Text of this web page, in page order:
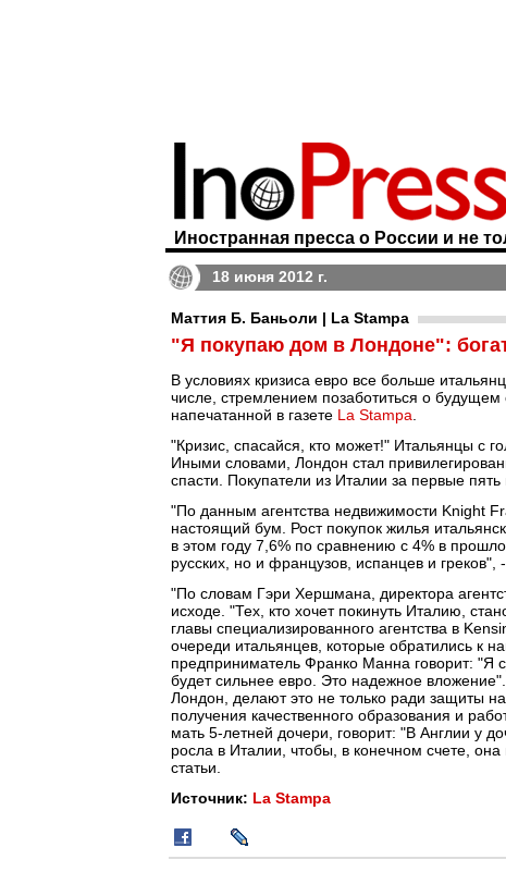
Иностранная пресса о России и не
18 июня 2012 г.
Маттия Б. Баньоли | La Stampa
"Я покупаю дом в Лондоне":
В условиях кризиса евро все больше
числе, стремлением позаботиться о
напечатанной в газете La Stampa
"Кризис, спасайся, кто может!" Итальянцы с
Иными словами, Лондон стал
спасти. Покупатели из Италии за первые
"По данным агентства недвижимости Knight
настоящий бум. Рост покупок жилья
в этом году 7,6% по сравнению с 4% в
русских, но и французов, испанцев и греков",
"По словам Гэри Хершмана, директора
исходе. "Тех, кто хочет покинуть Италию,
главы специализированного агентства в
очереди итальянцев, которые обратились к
предприниматель Франко Манна говорит: "Я
будет сильнее евро. Это надежное
Лондон, делают это не только ради защиты
получения качественного образования и
мать 5-летней дочери, говорит: "В Англии у
росла в Италии, чтобы, в конечном счете,
статьи.
Источник: La Stampa